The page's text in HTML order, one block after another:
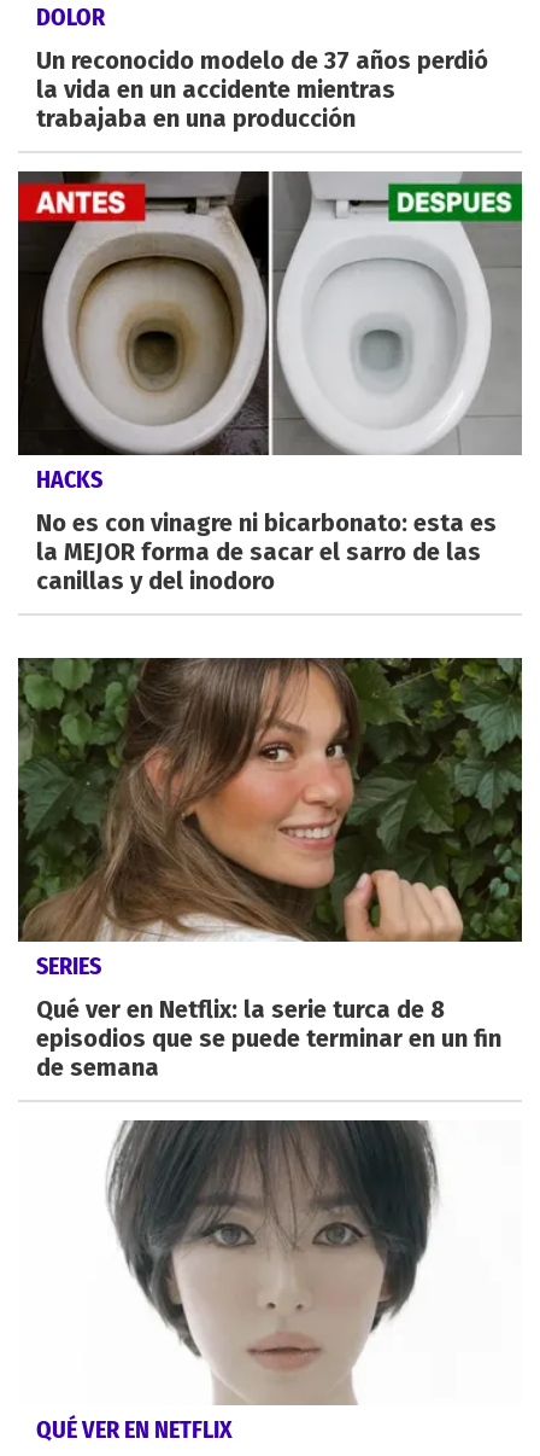
DOLOR
Un reconocido modelo de 37 años perdió
la vida en un accidente mientras
trabajaba en una producción
HACKS
No es con vinagre ni bicarbonato: esta es
la MEJOR forma de sacar el sarro de las
canillas y del inodoro
SERIES
Qué ver en Netflix: la serie turca de 8
episodios que se puede terminar en un fin
de semana
QUÉ VER EN NETFLIX